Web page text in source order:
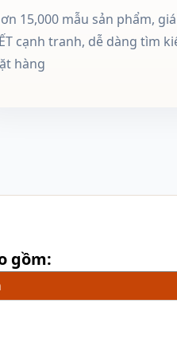
15,000 mẫu sản phẩm,
cạnh tranh, dễ dàng tìm
hàng
gồm: